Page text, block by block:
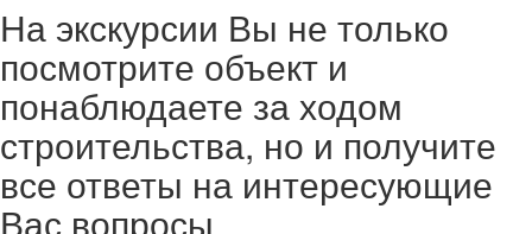
На экскурсии Вы не только
посмотрите объект и
понаблюдаете за ходом
строительства, но и получите
все ответы на интересующие
Вас вопросы